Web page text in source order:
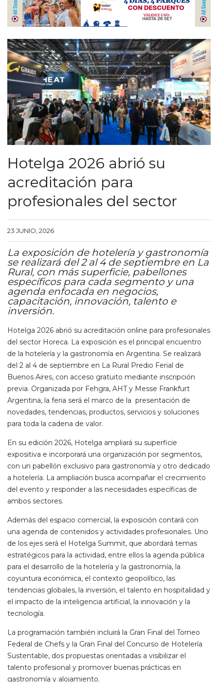
Hotelga 2026 abrió su
acreditación para
profesionales del sector
23 JUNIO, 2026
La exposición de hotelería y gastronomía
se realizará del 2 al 4 de septiembre en La
Rural, con más superficie, pabellones
específicos para cada segmento y una
agenda enfocada en negocios,
capacitación, innovación, talento e
inversión.
Hotelga 2026 abrió su acreditación online para profesionales
del sector Horeca. La exposición es el principal encuentro
de la hotelería y la gastronomía en Argentina. Se realizará
del 2 al 4 de septiembre en La Rural Predio Ferial de
Buenos Aires, con acceso gratuito mediante inscripción
previa. Organizada por Fehgra, AHT y Messe Frankfurt
Argentina, la feria será el marco de la presentación de
novedades, tendencias, productos, servicios y soluciones
para toda la cadena de valor.
En su edición 2026, Hotelga ampliará su superficie
expositiva e incorporará una organización por segmentos,
con un pabellón exclusivo para gastronomía y otro dedicado
a hotelería. La ampliación busca acompañar el crecimiento
del evento y responder a las necesidades específicas de
ambos sectores.
Además del espacio comercial, la exposición contará con
una agenda de contenidos y actividades profesionales. Uno
de los ejes será el Hotelga Summit, que abordará temas
estratégicos para la actividad, entre ellos la agenda pública
para el desarrollo de la hotelería y la gastronomía, la
coyuntura económica, el contexto geopolítico, las
tendencias globales, la inversión, el talento en hospitalidad y
el impacto de la inteligencia artificial, la innovación y la
tecnología.
La programación también incluirá la Gran Final del Torneo
Federal de Chefs y la Gran Final del Concurso de Hotelería
Sustentable, dos propuestas orientadas a visibilizar el
talento profesional y promover buenas prácticas en
gastronomía y alojamiento.